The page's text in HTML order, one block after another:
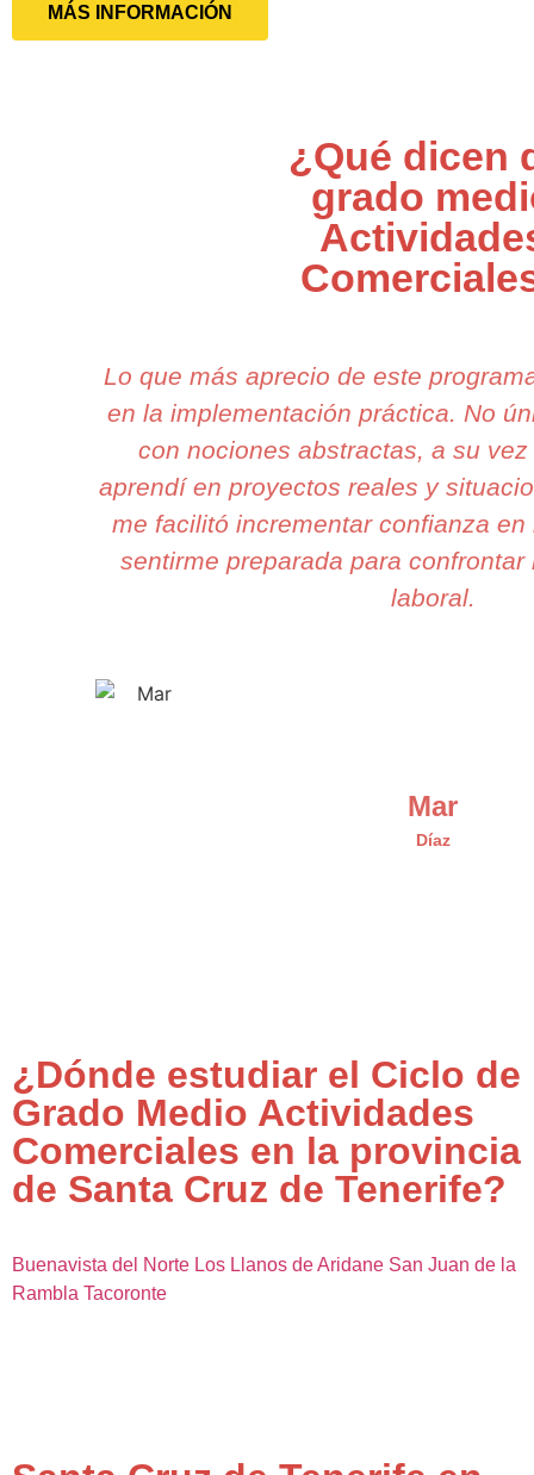
MÁS INFORMACIÓN
¿Qué dicen
grado
Lo que más aprecio de este
en la implementación práctica. No
con nociones abstractas, a su
aprendí en proyectos reales y
me facilitó incrementar confianza
sentirme preparada para
laboral.
Mar
Díaz
¿Dónde estudiar el Ciclo de
Grado Medio Actividades
Comerciales en la provincia
de Santa Cruz de Tenerife?
Buenavista del Norte Los Llanos de Aridane San Juan de la
Rambla Tacoronte